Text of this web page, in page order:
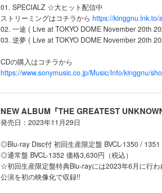
01. SPECIALZ ☆大ヒット配信中
ストリーミングはコチラから https://kinggnu.lnk.to/
02. 一途 ( Live at TOKYO DOME November 20th
03. 逆夢 ( Live at TOKYO DOME November 20th
CDの購入はコチラから
https://www.sonymusic.co.jp/Music/Info/kinggnu/
NEW ALBUM『THE GREATEST
発売日：2023年11月29日
◎Blu-ray Disc付 初回生産限定盤 BVCL-1350 / 1351
◎通常盤 BVCL-1352 価格3,630円（税込）
☆初回生産限定盤特典Blu-rayには2023年6月に行
公演を初の映像化で収録!!